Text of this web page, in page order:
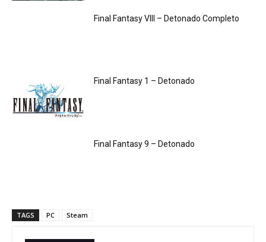
Final Fantasy VIII – Detonado Completo
Final Fantasy 1 – Detonado
Final Fantasy 9 – Detonado
TAGS PC Steam